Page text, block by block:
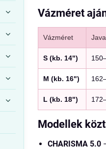
Vázméret
Vázméret
S (kb. 14")
M (kb. 16")
L (kb. 18")
Modellek
CHARISMA 5.0